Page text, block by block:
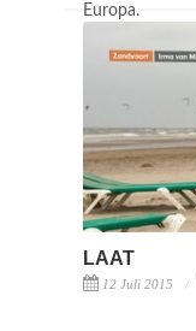
Europa.
LAAT
12 Juli 2015